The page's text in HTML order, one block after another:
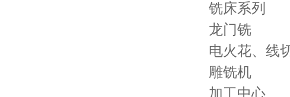
铣床系列
龙门铣
电火花、线
雕铣机
加工中心